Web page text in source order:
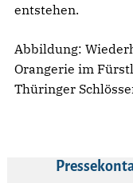
entstehen.
Abbildung:
Orangerie im
Thüringer